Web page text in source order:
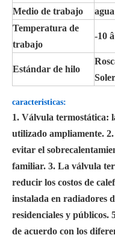
Medio de trabajo
Temperatura de
trabajo
-10
Estándar de hilo
caracteristicas:
1. Válvula termostática:
utilizado ampliamente.
evitar el
familiar. 3. La válvula
reducir los costos de
instalada en radiadores
residenciales y públicos.
de acuerdo con los